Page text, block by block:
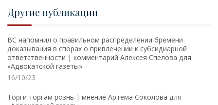
Другие публикации
ВС напомнил о правильном распределении бремени
доказывания в спорах о привлечении к субсидиарной
ответственности | комментарий Алексея Спелова для
«Адвокатской газеты»
16/10/23
Торги торгам рознь | мнение Артема Соколова для